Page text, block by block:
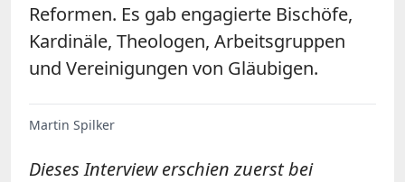
Reformen. Es gab engagierte Bischöfe,
Kardinäle, Theologen, Arbeitsgruppen
und Vereinigungen von Gläubigen.
Martin Spilker
Dieses Interview erschien zuerst bei